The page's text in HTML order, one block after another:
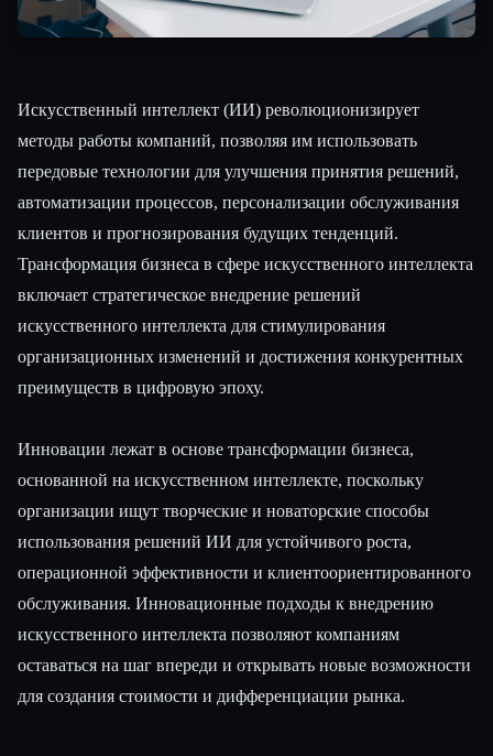
Esc
Искусственный интеллект (ИИ) революционизирует
методы работы компаний, позволяя им использовать
передовые технологии для улучшения принятия решений,
автоматизации процессов, персонализации обслуживания
клиентов и прогнозирования будущих тенденций.
Трансформация бизнеса в сфере искусственного интеллекта
включает стратегическое внедрение решений
искусственного интеллекта для стимулирования
организационных изменений и достижения конкурентных
преимуществ в цифровую эпоху.
Инновации лежат в основе трансформации бизнеса,
основанной на искусственном интеллекте, поскольку
организации ищут творческие и новаторские способы
использования решений ИИ для устойчивого роста,
операционной эффективности и клиентоориентированного
обслуживания. Инновационные подходы к внедрению
искусственного интеллекта позволяют компаниям
оставаться на шаг впереди и открывать новые возможности
для создания стоимости и дифференциации рынка.